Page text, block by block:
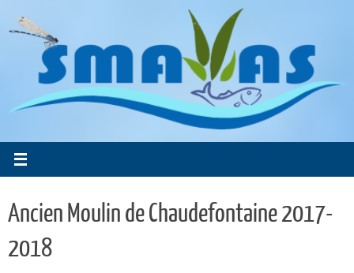
contenu
Ancien Moulin de Chaudefontaine 2017-
2018